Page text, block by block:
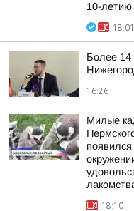
10-летию
18:01
Более 14
16:26
Милые
появился
18:10